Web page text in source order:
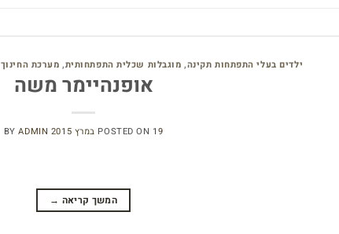
ילדים בעלי התפתחות תקינה, מוגבלות שכלית התפתחותית, מערכת החינוך
אופנהיימר משה
POSTED ON 19 במרץ 2015 BYADMIN
המשך קריאה →